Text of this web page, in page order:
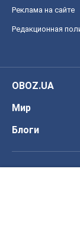
Реклама на сайте
Редакционная
OBOZ.UA
Мир
Блоги
Регионы